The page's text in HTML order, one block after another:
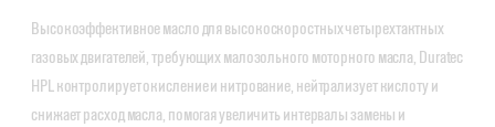
Высокоэффективное масло для высокоскоростных четырехтактных
газовых двигателей, требующих малозольного моторного масла, Duratec
HPL контролирует окисление и нитрование, нейтрализует кислоту и
снижает расход масла, помогая увеличить интервалы замены и